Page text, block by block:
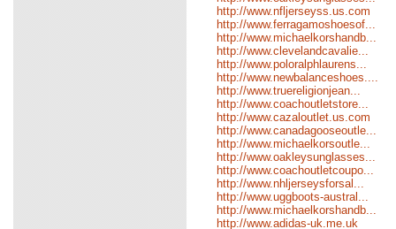
http://www.nfljerseyss.us.com
http://www.ferragamoshoesof...
http://www.michaelkorshandb...
http://www.clevelandcavalie...
http://www.poloralphlaurens...
http://www.newbalanceshoes....
http://www.truereligionjean...
http://www.coachoutletstore...
http://www.cazaloutlet.us.com
http://www.canadagooseoutle...
http://www.michaelkorsoutle...
http://www.oakleysunglasses...
http://www.coachoutletcoupo...
http://www.nhljerseysforsal...
http://www.uggboots-austral...
http://www.michaelkorshandb...
http://www.adidas-uk.me.uk